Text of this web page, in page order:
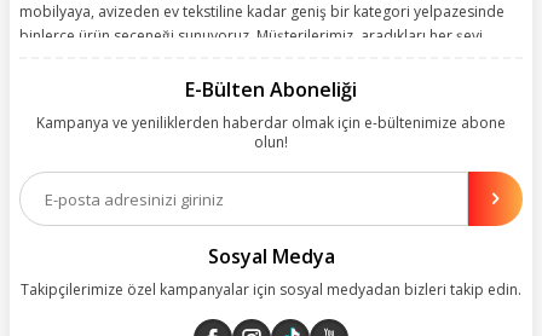
mobilyaya, avizeden ev tekstiline kadar geniş bir kategori yelpazesinde
binlerce ürün seçeneği sunuyoruz. Müşterilerimiz, aradıkları her şeyi
kolay, kusursuz ve keyifli bir alışveriş yolculuğu sunarken deneyiminize
olanakları sunuyoruz. Çalışmalarımızı müşterilerimizin memnuniyetini
esas alarak yürütüyoruz.
E-Bülten Aboneliği
Kampanya ve yeniliklerden haberdar olmak için e-bültenimize abone
olun!
Sosyal Medya
Takipçilerimize özel kampanyalar için sosyal medyadan bizleri takip edin.